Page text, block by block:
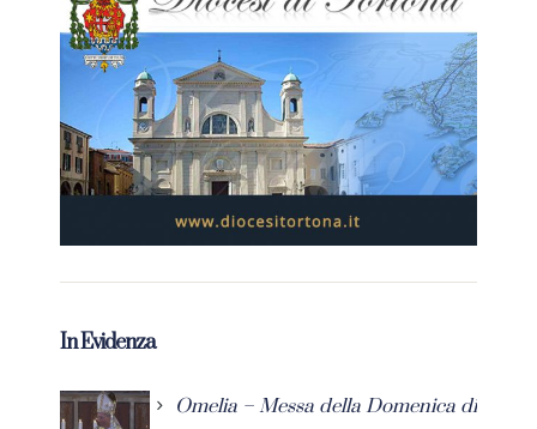
In Evidenza
Omelia – Messa della Domenica di